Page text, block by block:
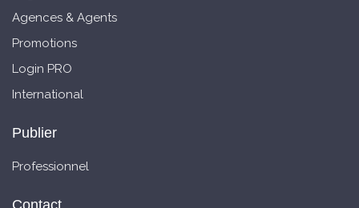
Agences & Agents
Promotions
Login PRO
International
Publier
Professionnel
Contact